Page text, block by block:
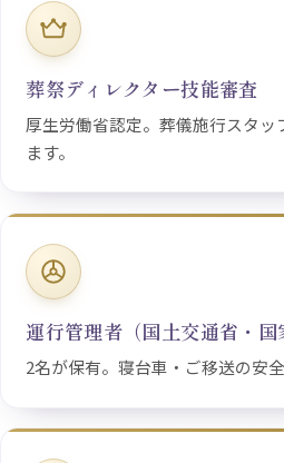
葬祭ディレクター技能審査
厚生労働省認定。葬儀施行スタッ
ます。
運行管理者（国土交通省・国
2名が保有。寝台車・ご移送の安